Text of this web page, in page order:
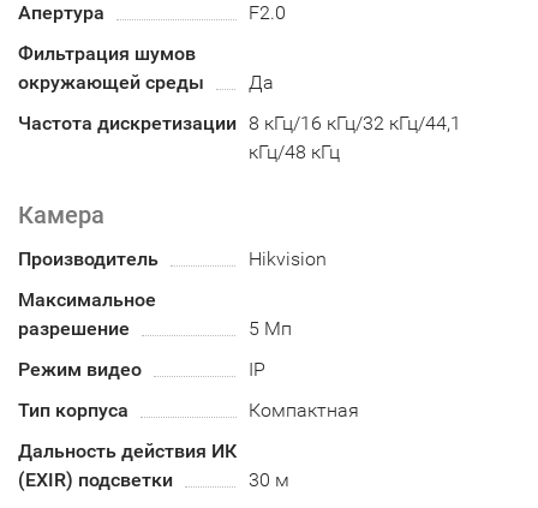
Апертура
F2.0
Фильтрация шумов
окружающей среды
Да
Частота дискретизации 8 кГц/16 кГц/32 кГц/44,1
кГц/48 кГц
Камера
Производитель
Hikvision
Максимальное
разрешение
5 Мп
Режим видео
IP
Тип корпуса
Компактная
Дальность действия ИК
(EXIR) подсветки
30 м